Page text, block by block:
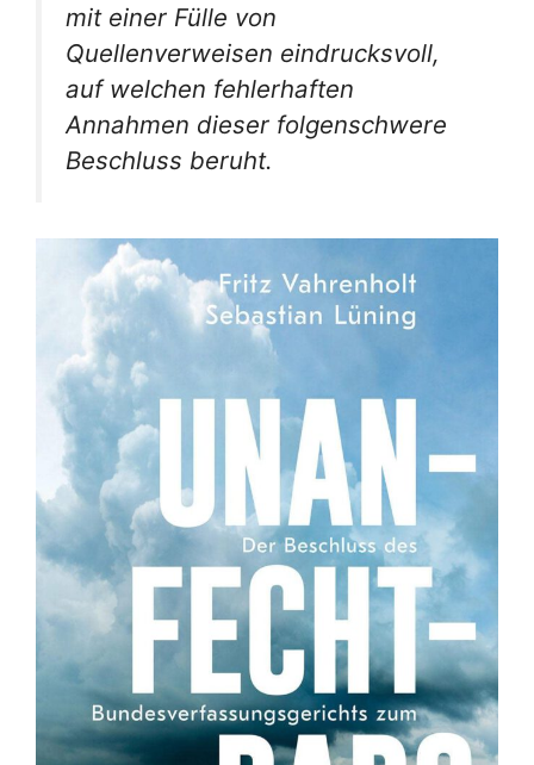
mit einer Fülle von
Quellenverweisen eindrucksvoll,
auf welchen fehlerhaften
Annahmen dieser folgenschwere
Beschluss beruht.